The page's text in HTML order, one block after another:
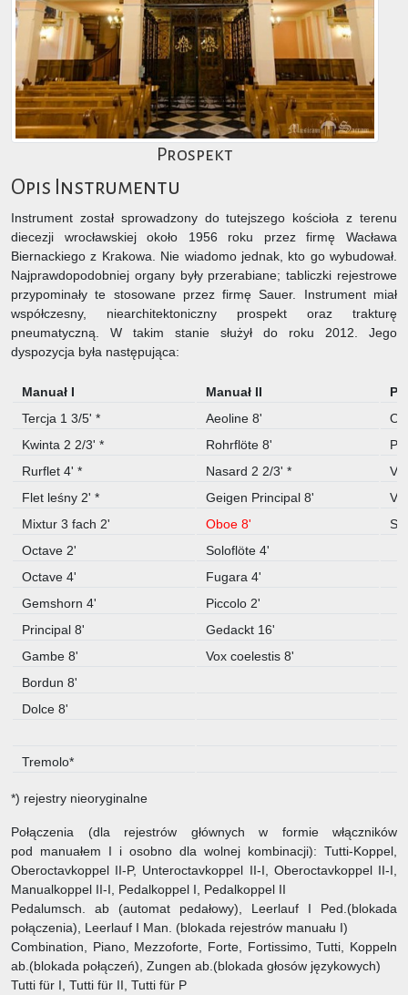
Prospekt
Opis Instrumentu
Instrument został sprowadzony do tutejszego kościoła z terenu
diecezji wrocławskiej około 1956 roku przez firmę Wacława
Biernackiego z Krakowa. Nie wiadomo jednak, kto go wybudował.
Najprawdopodobniej organy były przerabiane; tabliczki rejestrowe
przypominały te stosowane przez firmę Sauer. Instrument miał
współczesny, niearchitektoniczny prospekt oraz trakturę
pneumatyczną. W takim stanie służył do roku 2012. Jego
dyspozycja była następująca:
Manuał I Manuał II
Tercja 1 3/5' *
Aeoline 8'
Kwinta 2 2/3' *
Rohrflöte 8'
Rurflet 4' *
Nasard 2 2/3' *
Flet leśny 2' *
Geigen Principal 8'
Mixtur 3 fach 2'
Oboe 8'
Octave 2'
Soloflöte 4'
Octave 4'
Fugara 4'
Gemshorn 4'
Piccolo 2'
Principal 8'
Gedackt 16'
Gambe 8'
Vox coelestis 8'
Bordun 8'
Dolce 8'
Tremolo*
*) rejestry nieoryginalne
Połączenia (dla rejestrów głównych w formie włączników
pod manuałem I i osobno dla wolnej kombinacji): Tutti-Koppel,
Oberoctavkoppel II-P, Unteroctavkoppel II-I, Oberoctavkoppel II-I,
Manualkoppel II-I, Pedalkoppel I, Pedalkoppel II
Pedalumsch. ab (automat pedałowy), Leerlauf I Ped.(blokada
połączenia), Leerlauf I Man. (blokada rejestrów manuału I)
Combination, Piano, Mezzoforte, Forte, Fortissimo, Tutti, Koppeln
ab.(blokada połączeń), Zungen ab.(blokada głosów językowych)
Tutti für I, Tutti für II, Tutti für P